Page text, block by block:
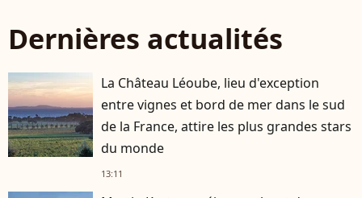
Dernières actualités
La Château Léoube, lieu d'exception
entre vignes et bord de mer dans le sud
de la France, attire les plus grandes stars
du monde
13:11